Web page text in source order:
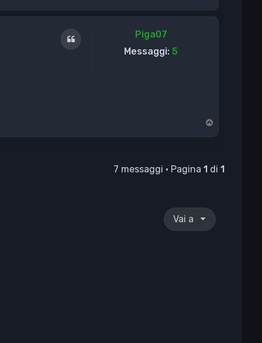
e
o
p
Piga07
Messaggi: 5
Cita
o
7 messaggi • Pagina1 di1
Vai a